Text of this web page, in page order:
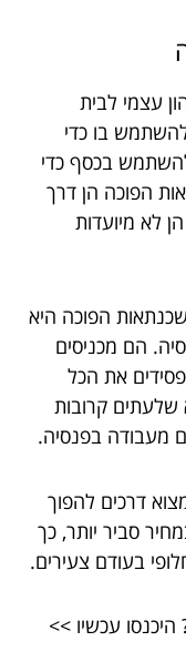
עצמי לבית
בו כדי
בכסף כדי
הפוכה הן דרך
לא מיועדות
הפוכה היא
הם מכניסים
את הכל
קרובות
מעבודה בפנסיה.
דרכים להפוך
סביר יותר, כך
בעודם צעירים.
היכנסו עכשיו >>